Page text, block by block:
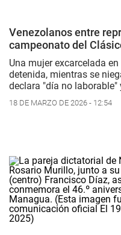
Venezolanos entre
campeonato del
Una mujer excarcelada
detenida, mientras se
declara "día no
18 DE MARZO DE 2026 - 12:54